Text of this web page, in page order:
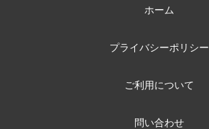
ホーム
プライバシーポリシー
ご利用について
問い合わせ